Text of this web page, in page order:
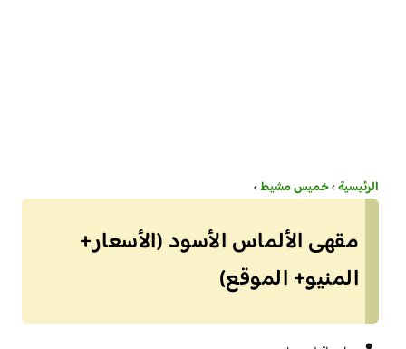
الرئيسية›خميس مشيط›
مقهى الألماس الأسود (الأسعار+
المنيو+ الموقع)